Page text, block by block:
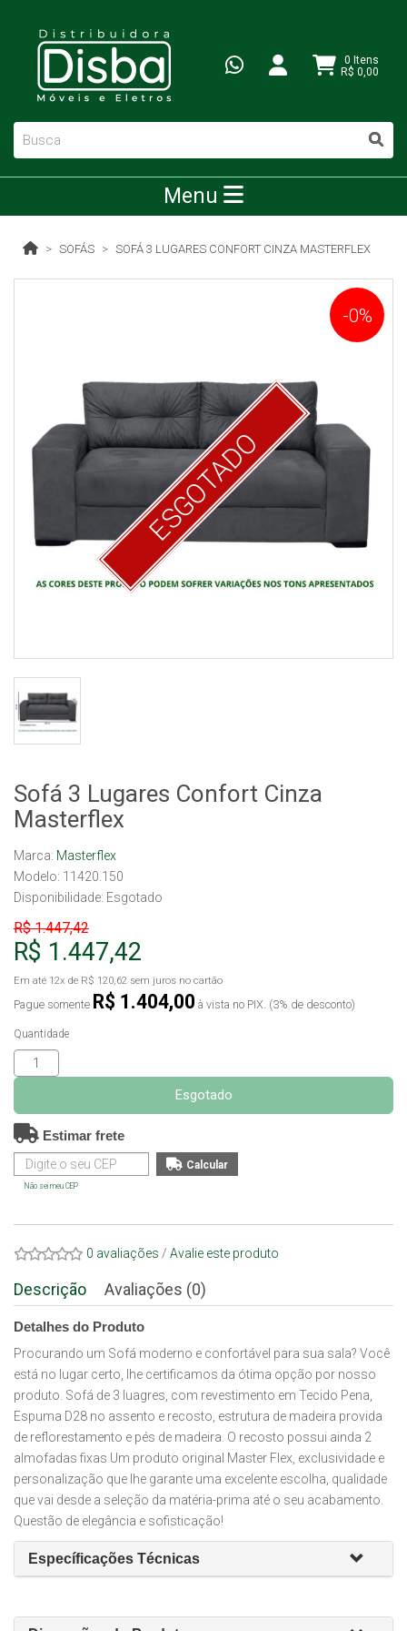
0 Itens
R$ 0,00
Menu
SOFÁS SOFÁ 3 LUGARES CONFORT CINZA MASTERFLEX
ESGOTADO
-0%
Sofá 3 Lugares Confort Cinza
Masterflex
Marca: Masterflex
Modelo: 11420.150
Disponibilidade: Esgotado
R$ 1.447,42
R$ 1.447,42
Em até 12x de R$ 120,62 sem juros no cartão
Pague somente R$ 1.404,00 à vista no PIX. (3% de desconto)
Quantidade
Esgotado
Estimar frete
Não sei meu CEP
0 avaliações / Avalie este produto
Descrição Avaliações (0)
Detalhes do Produto
Procurando um Sofá moderno e confortável para sua sala? Você
está no lugar certo, lhe certificamos da ótima opção por nosso
produto. Sofá de 3 luagres, com revestimento em Tecido Pena,
Espuma D28 no assento e recosto, estrutura de madeira provida
de reflorestamento e pés de madeira. O recosto possui ainda 2
almofadas fixas Um produto original Master Flex, exclusividade e
personalização que lhe garante uma excelente escolha, qualidade
que vai desde a seleção da matéria-prima até o seu acabamento.
Questão de elegância e sofisticação!
Específicações Técnicas